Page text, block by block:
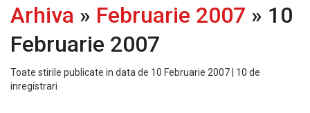
Arhiva » Februarie 2007 » 10
Februarie 2007
Toate stirile publicate in data de 10 Februarie 2007 | 10 de
inregistrari